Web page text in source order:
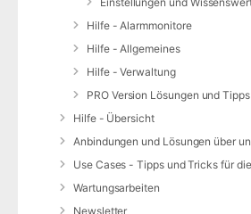
Hilfe - Alarmmonitore
Hilfe - Allgemeines
Hilfe - Verwaltung
PRO Version Lösungen und Tipps
Hilfe - Übersicht
Wartungsarbeiten
Newsletter